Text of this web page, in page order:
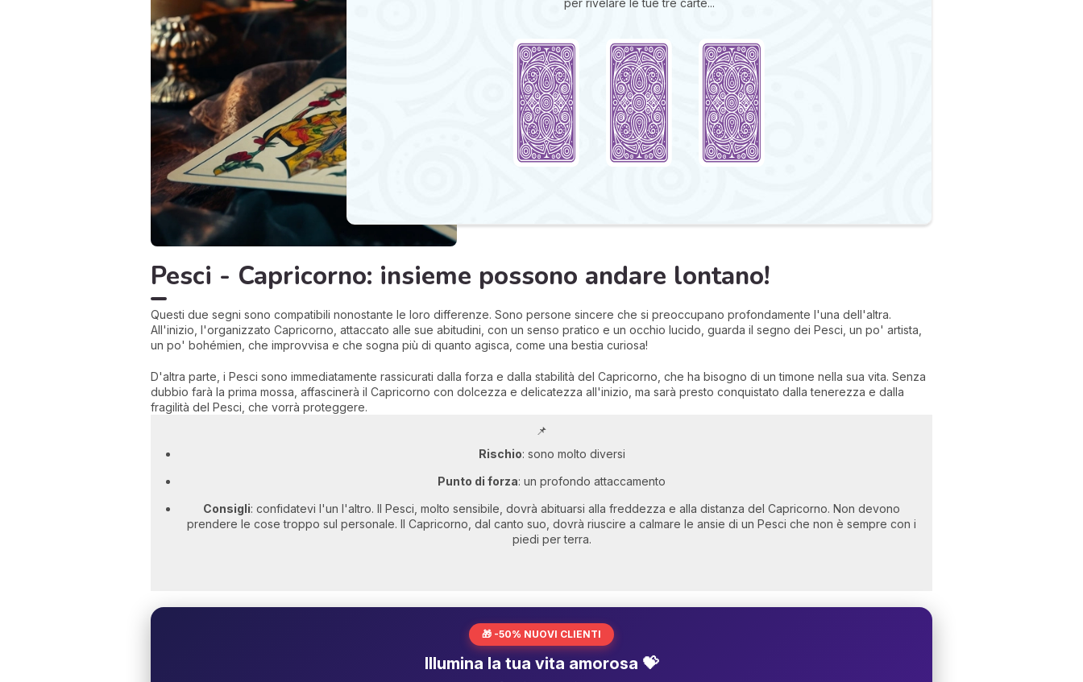
Pesci - Capricorno: insieme possono andare lontano!
Questi due segni sono compatibili nonostante le loro differenze. Sono persone sincere che si preoccupano profondamente l'una dell'altra.
All'inizio, l'organizzato Capricorno, attaccato alle sue abitudini, con un senso pratico e un occhio lucido, guarda il segno dei Pesci, un po' artista,
un po' bohémien, che improvvisa e che sogna più di quanto agisca, come una bestia curiosa!
D'altra parte, i Pesci sono immediatamente rassicurati dalla forza e dalla stabilità del Capricorno, che ha bisogno di un timone nella sua vita. Senza
dubbio farà la prima mossa, affascinerà il Capricorno con dolcezza e delicatezza all'inizio, ma sarà presto conquistato dalla tenerezza e dalla
fragilità del Pesci, che vorrà proteggere.
📌
Rischio: sono molto diversi
Punto di forza: un profondo attaccamento
Consigli: confidatevi l'un l'altro. Il Pesci, molto sensibile, dovrà abituarsi alla freddezza e alla distanza del Capricorno. Non devono
prendere le cose troppo sul personale. Il Capricorno, dal canto suo, dovrà riuscire a calmare le ansie di un Pesci che non è sempre con i
piedi per terra.
🎁 -50% NUOVI CLIENTI
Illumina la tua vita amorosa 💝